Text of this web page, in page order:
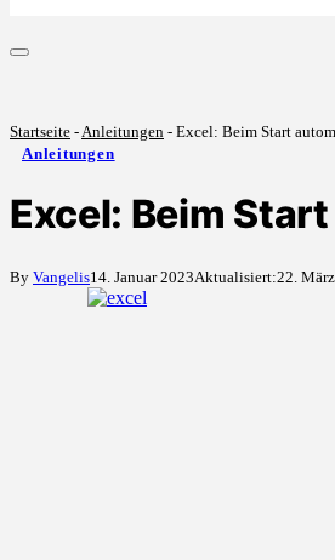
Startseite - Anleitungen - Excel: Beim Start
Anleitungen
Excel: Beim
By Vangelis14. Januar 2023Aktualisiert:22.